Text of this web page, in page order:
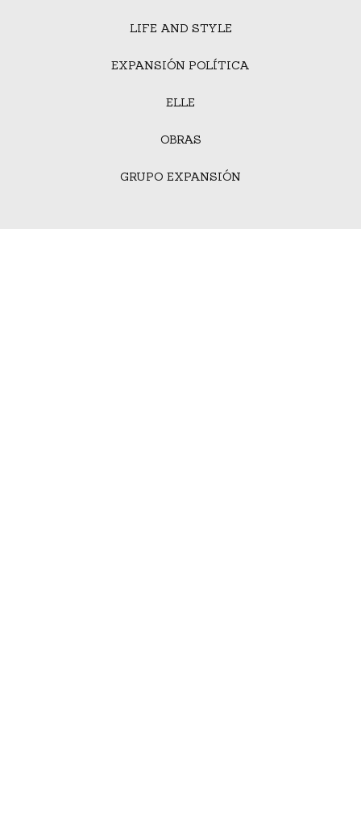
LIFE AND STYLE
EXPANSIÓN POLÍTICA
ELLE
OBRAS
GRUPO EXPANSIÓN